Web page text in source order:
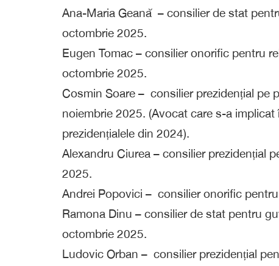
Ana-Maria Geană – consilier de stat
octombrie 2025.
Eugen Tomac – consilier onorific pentru
octombrie 2025.
Cosmin Soare – consilier prezidențial pe
noiembrie 2025. (Avocat care s-a
prezidențialele din 2024).
Alexandru Ciurea – consilier prezidențial
2025.
Andrei Popovici – consilier onorific
Ramona Dinu – consilier de stat pentru
octombrie 2025.
Ludovic Orban – consilier prezidențial